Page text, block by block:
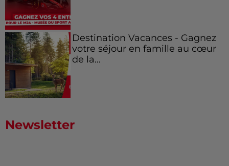
Destination Vacances - Gagnez
votre séjour en famille au cœur
de la...
Newsletter